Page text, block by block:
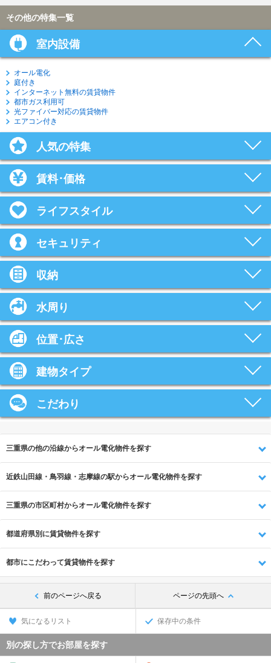
その他の特集一覧
室内設備
オール電化
庭付き
インターネット無料の賃貸物件
都市ガス利用可
光ファイバー対応の賃貸物件
エアコン付き
人気の特集
賃料･価格
ライフスタイル
セキュリティ
収納
水周り
位置･広さ
建物タイプ
こだわり
三重県の他の沿線からオール電化物件を探す
近鉄山田線・鳥羽線・志摩線の駅からオール電化物件を探す
三重県の市区町村からオール電化物件を探す
都道府県別に賃貸物件を探す
都市にこだわって賃貸物件を探す
前のページへ戻る ページの先頭へ
気になるリスト 保存中の条件
別の探し方でお部屋を探す